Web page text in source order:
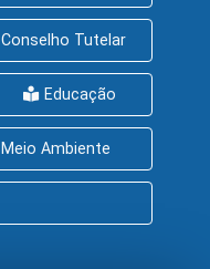
Conselho Tutelar
Educação
Meio Ambiente